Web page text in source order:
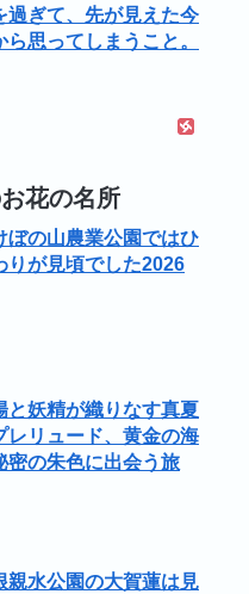
過ぎて、先が見えた今
ら思ってしまうこと。
花の名所
ぼの山農業公園ではひ
りが見頃でした2026
と妖精が織りなす真夏
レリュード、黄金の海
密の朱色に出会う旅
親水公園の大賀蓮は見